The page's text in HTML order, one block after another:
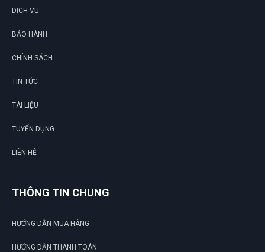
DỊCH VỤ
BẢO HÀNH
CHÍNH SÁCH
TIN TỨC
TÀI LIỆU
TUYỂN DỤNG
LIÊN HỆ
THÔNG TIN CHUNG
HƯỚNG DẪN MUA HÀNG
HƯỚNG DẪN THANH TOÁN